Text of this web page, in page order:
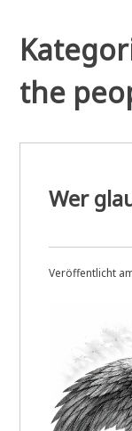
the
Wer
Veröffentlicht